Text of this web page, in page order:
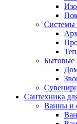
Системы
Бытовые
Сантехника
Ванны и